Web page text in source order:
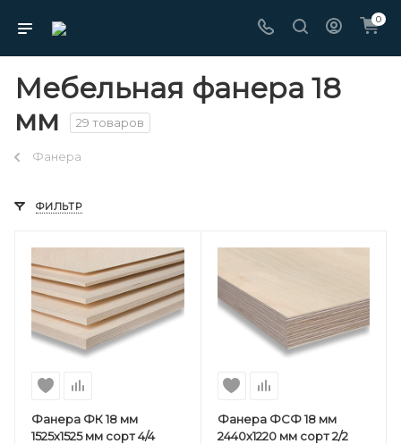
0
Мебельная фанера 18
мм
29 товаров
Фанера
ФИЛЬТР
Фанера ФК 18 мм
1525х1525 мм сорт 4/4
Фанера ФСФ 18 мм
2440х1220 мм сорт 2/2